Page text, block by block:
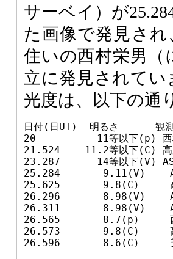
サーベイ）が
た画像で発見さ
住いの西村栄男
立に発見されて
光度は、以下の通
日付(日UT)  明るさ      観
20          11等以下(p) 西
21.524    11.2等以下(C) 高尾
23.287      14等以下(V)
25.284       9.11(V)
25.625       9.8(C)
26.296       8.98(V)
26.311       8.98(V)
26.565       8.7(p)
26.573       9.8(C)
26.596       8.6(C)     美星ス